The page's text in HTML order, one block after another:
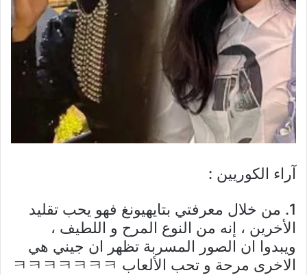
آراء الكوريين :
1. من خلال معرفتي بتايهيونغ فهو يحب تقليد
الأخرين ، إنه من النوع المرح و اللطيف ،
ويبدوا ان الصور المسربة تظهر ان جيني هي
الاخرى مرحة و تحب الألعاب ㅋㅋㅋㅋㅋㅋㅋ